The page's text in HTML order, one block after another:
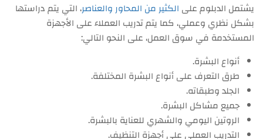
يشتمل الدبلوم على الكثير من المحاور والعناصر، التي يتم دراستها
بشكل نظري وعملي، كما يتم تدريب العملاء على الأجهزة
المستخدمة في سوق العمل، على النحو التالي:
أنواع البشرة.
طرق التعرف على أنواع البشرة المختلفة.
الجلد وطبقاته.
جميع مشاكل البشرة.
الروتين اليومي والشهري للعناية بالبشرة.
التدريب العملي على أجهزة التنظيف.